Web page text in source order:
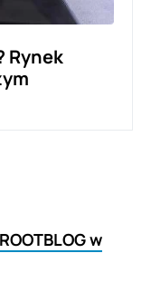
Rynek
w